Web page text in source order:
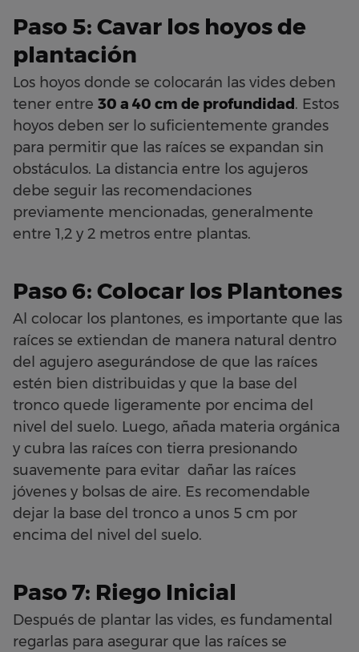
Paso 5: Cavar los hoyos de
plantación
Los hoyos donde se colocarán las vides deben
tener entre 30 a 40 cm de profundidad . Estos
hoyos deben ser lo suficientemente grandes
para permitir que las raíces se expandan sin
obstáculos. La distancia entre los agujeros
debe seguir las recomendaciones
previamente mencionadas, generalmente
entre 1,2 y 2 metros entre plantas.
Paso 6: Colocar los Plantones
Al colocar los plantones, es importante que las
raíces se extiendan de manera natural dentro
del agujero asegurándose de que las raíces
estén bien distribuidas y que la base del
tronco quede ligeramente por encima del
nivel del suelo. Luego, añada materia orgánica
y cubra las raíces con tierra presionando
suavemente para evitar dañar las raíces
jóvenes y bolsas de aire. Es recomendable
dejar la base del tronco a unos 5 cm por
encima del nivel del suelo.
Paso 7: Riego Inicial
Después de plantar las vides, es fundamental
regarlas para asegurar que las raíces se